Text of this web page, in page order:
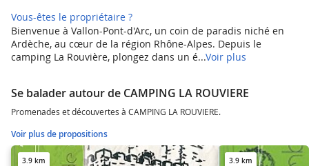
Vous-êtes le propriétaire ?
Bienvenue à Vallon-Pont-d'Arc, un coin de paradis niché en
Ardèche, au cœur de la région Rhône-Alpes. Depuis le
camping La Rouvière, plongez dans un é...Voir plus
Se balader autour de CAMPING LA ROUVIERE
Promenades et découvertes à CAMPING LA ROUVIERE.
Voir plus de propositions
3.9 km 3.9 km